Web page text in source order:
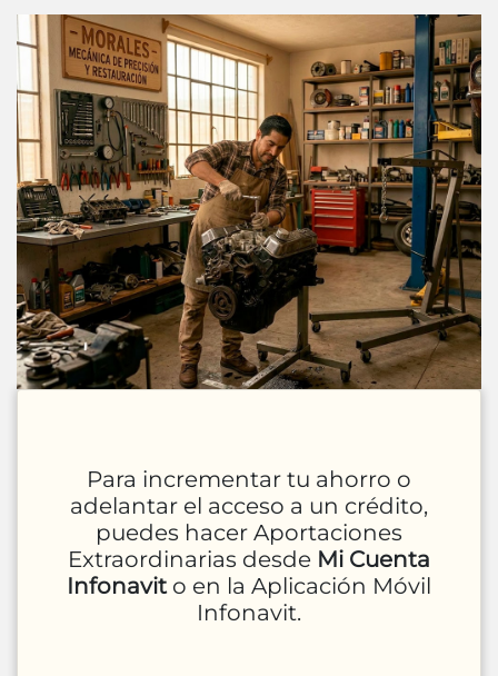
Para incrementar tu ahorro o
adelantar el acceso a un crédito,
puedes hacer Aportaciones
Extraordinarias desde Mi Cuenta
Infonavito en la Aplicación Móvil
Infonavit.